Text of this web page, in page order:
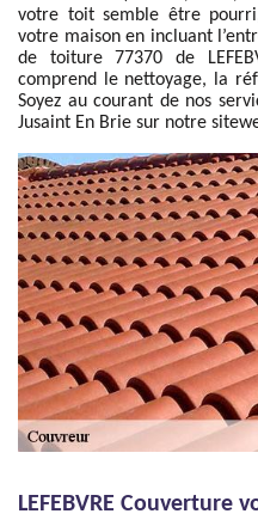
votre toit semble être
votre maison en incluant
de toiture 77370 de
comprend le nettoyage, la
Soyez au courant de nos
Jusaint En Brie sur notre
LEFEBVRE Couverture